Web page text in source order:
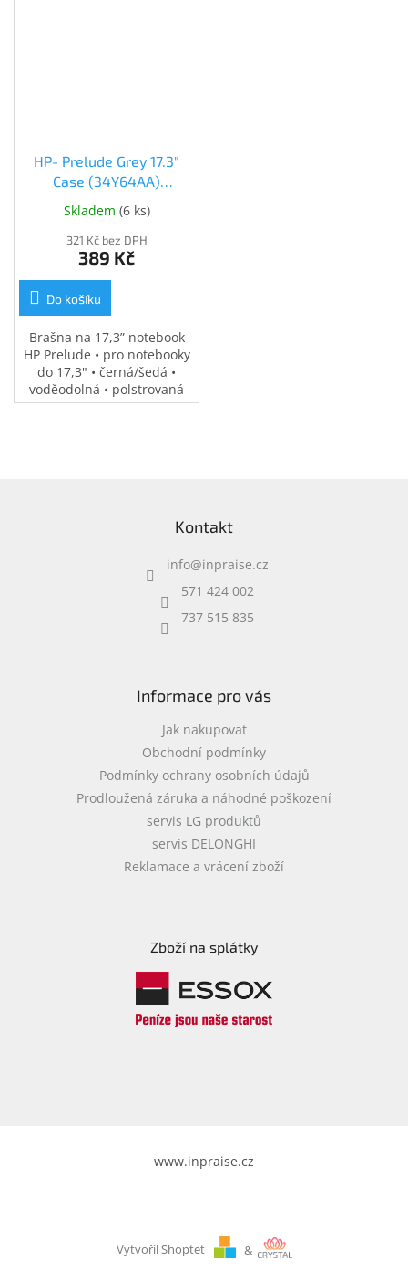
Přihlášení
HP- Prelude Grey 17.3"
Case (34Y64AA)
(34Y64AA)
Skladem (6 ks)
321 Kč bez DPH
389 Kč
Do košíku
Brašna na 17,3” notebook
HP Prelude • pro notebooky
do 17,3" • černá/šedá •
voděodolná • polstrovaná
přihrádka na notebook •
Kontakt
info@inpraise.cz
571 424 002
737 515 835
Informace pro vás
Jak nakupovat
Obchodní podmínky
Podmínky ochrany osobních údajů
Prodloužená záruka a náhodné poškození
servis LG produktů
servis DELONGHI
Reklamace a vrácení zboží
Zboží na splátky
www.inpraise.cz
Vytvořil Shoptet &